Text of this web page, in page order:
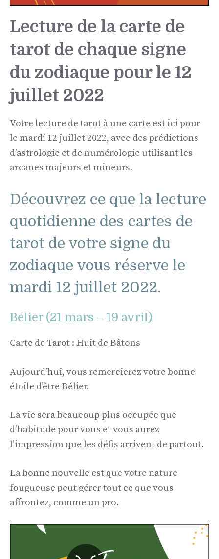
Lecture de la carte de
tarot de chaque signe
du zodiaque pour le 12
juillet 2022
Votre lecture de tarot à une carte est ici pour
le mardi 12 juillet 2022, avec des prédictions
d’astrologie et de numérologie utilisant les
arcanes majeurs et mineurs.
Découvrez ce que la lecture
quotidienne des cartes de
tarot de votre signe du
zodiaque vous réserve le
mardi 12 juillet 2022.
Bélier (21 mars – 19 avril)
Carte de Tarot : Huit de Bâtons
Aujourd’hui, vous remercierez votre bonne
étoile d’être Bélier.
La vie sera beaucoup plus occupée que
d’habitude pour vous et vous aurez
l’impression que les défis arrivent de partout.
La bonne nouvelle est que votre nature
fougueuse peut gérer tout ce que vous
affrontez, comme un pro.